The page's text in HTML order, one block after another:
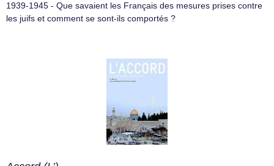
1939-1945 - Que savaient les Français des mesures prises contre
les juifs et comment se sont-ils comportés ?